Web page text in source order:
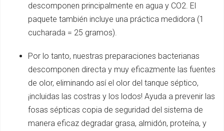
descomponen principalmente en agua y CO2. El
paquete también incluye una práctica medidora (1
cucharada = 25 gramos).
Por lo tanto, nuestras preparaciones bacterianas
descomponen directa y muy eficazmente las fuentes
de olor, eliminando así el olor del tanque séptico,
¡incluidas las costras y los lodos! Ayuda a prevenir las
fosas sépticas copia de seguridad del sistema de
manera eficaz degradar grasa, almidón, proteína, y